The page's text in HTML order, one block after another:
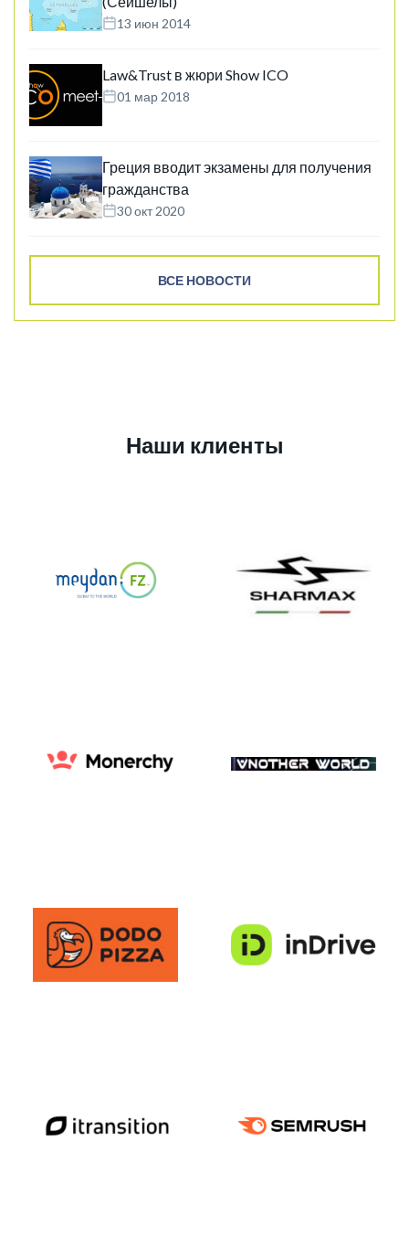
13 июн 2014
Law&Trust в жюри Show ICO
01 мар 2018
Греция вводит экзамены для получения
гражданства
30 окт 2020
ВСЕ НОВОСТИ
Наши клиенты